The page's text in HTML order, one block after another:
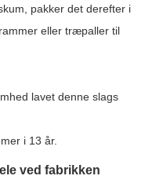
pakker det derefter i
eller træpaller til
lavet denne slags
i 13 år.
ved fabrikken